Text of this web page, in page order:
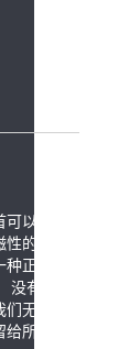
以让
的唱
正能
没有征
无惧
所有